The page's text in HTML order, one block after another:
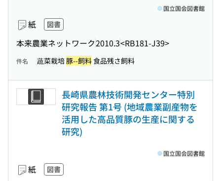
紙 図書
本来農業ネットワーク2010.3<RB181-J39>
国立国会図書館
件名 蔬菜栽培豚--飼料食品残さ飼料
長崎県農林技術開発センター特別
研究報告 第1号 (地域農業副産物を
活用した高品質豚の生産に関する
研究)
紙 図書
国立国会図書館